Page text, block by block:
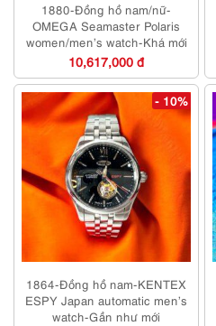
1880-Đồng hồ nam/nữ-
OMEGA Seamaster Polaris
women/men’s watch-Khá mới
10,617,000 đ
- 10%
1864-Đồng hồ nam-KENTEX
ESPY Japan automatic men’s
watch-Gần như mới